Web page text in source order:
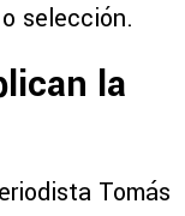
selección.
la
Tomás